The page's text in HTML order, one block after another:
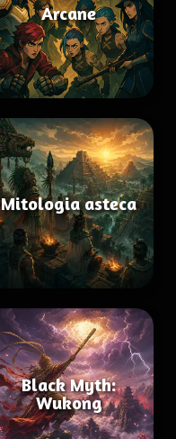
Arcane
Mitologia asteca
Black Myth:
Wukong